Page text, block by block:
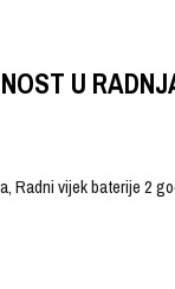
U
Radni vijek baterije 2